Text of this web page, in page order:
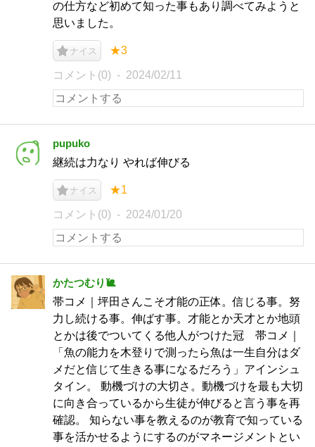
の仕方など初めて知った事もあり調べてみようと
思いました。
ナイス ★3
コメント(0) 2024/02/11
pupuko
継続は力なり やれば伸びる
ナイス ★1
コメント(0) 2024/01/20
かたつむり🐌
帯コメ｜坪田さんこそ才能の正体。信じる事。努
力し続ける事。伸ばす事。才能とか天才とか地頭
とかは後でついてくる他人がつけた冠 帯コメ｜
「魚の能力を木登りで測ったら魚は一生自分はダ
メだと信じて生きる事になるだろう」アインシュ
タイン。 動機づけの大切さ。動機づけを最も大切
に向き合っているから生徒が伸びると言う事を再
確認。 知らない事を教えるのが教育で知っている
事を活かせるようにするのがマネージメントとい